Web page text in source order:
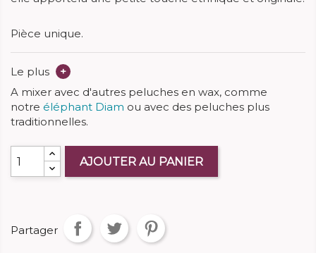
Pièce unique.
Le plus
+
A mixer avec d'autres peluches en wax, comme
notre éléphant Diam ou avec des peluches plus
traditionnelles.
AJOUTER AU PANIER
Partager